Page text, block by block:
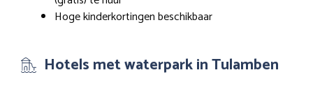
Hoge kinderkortingen beschikbaar
Hotels met waterpark in Tulamben